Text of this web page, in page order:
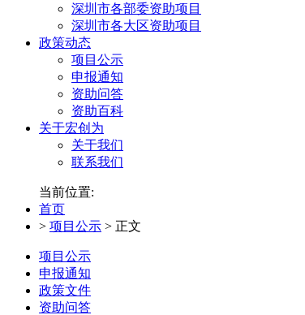
深圳市各部委资助项目
深圳市各大区资助项目
政策动态
项目公示
申报通知
资助问答
资助百科
关于宏创为
关于我们
联系我们
当前位置:
首页
> 项目公示 > 正文
项目公示
申报通知
政策文件
资助问答